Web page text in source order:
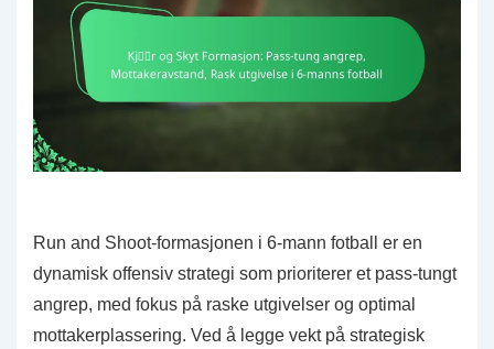
Run and Shoot-formasjonen i 6-mann fotball er en
dynamisk offensiv strategi som prioriterer et pass-tungt
angrep, med fokus på raske utgivelser og optimal
mottakerplassering. Ved å legge vekt på strategisk